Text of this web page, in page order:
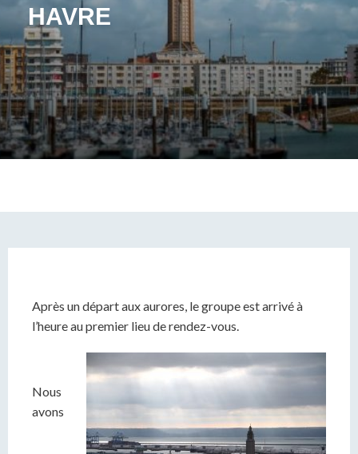
HAVRE
Après un départ aux aurores, le groupe est arrivé à
l’heure au premier lieu de rendez-vous.
Nous
avons